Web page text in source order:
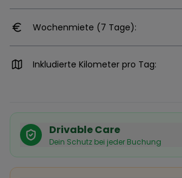
Wochenmiete (7 Tage):
Inkludierte Kilometer pro Tag:
Drivable Care
Dein Schutz bei jeder Buchung
Käuferschutz inklusive